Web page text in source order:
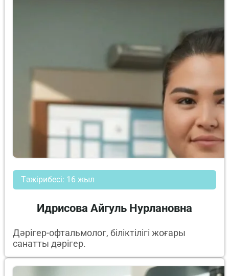
Тәжірибесі: 16 жыл
Идрисова Айгуль Нурлановна
Дәрігер-офтальмолог, біліктілігі жоғары
санатты дәрігер.